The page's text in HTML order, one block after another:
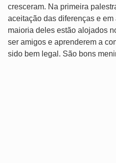
cresceram. Na primeira
aceitação das diferenças e em
maioria deles estão alojados
ser amigos e aprenderem a
sido bem legal. São bons